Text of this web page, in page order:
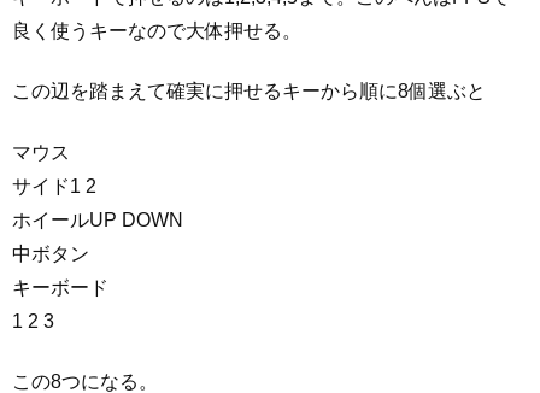
良く使うキーなので大体押せる。
この辺を踏まえて確実に押せるキーから順に8個選ぶと
マウス
サイド1 2
ホイールUP DOWN
中ボタン
キーボード
1 2 3
この8つになる。